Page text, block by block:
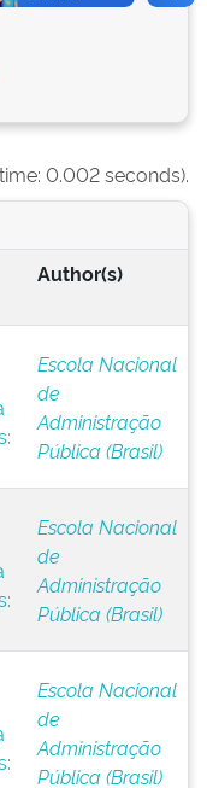
0.002 seconds).
Author(s)
Escola Nacional
de
Administração
Pública (Brasil)
Escola Nacional
de
Administração
Pública (Brasil)
Escola Nacional
de
Administração
Pública (Brasil)